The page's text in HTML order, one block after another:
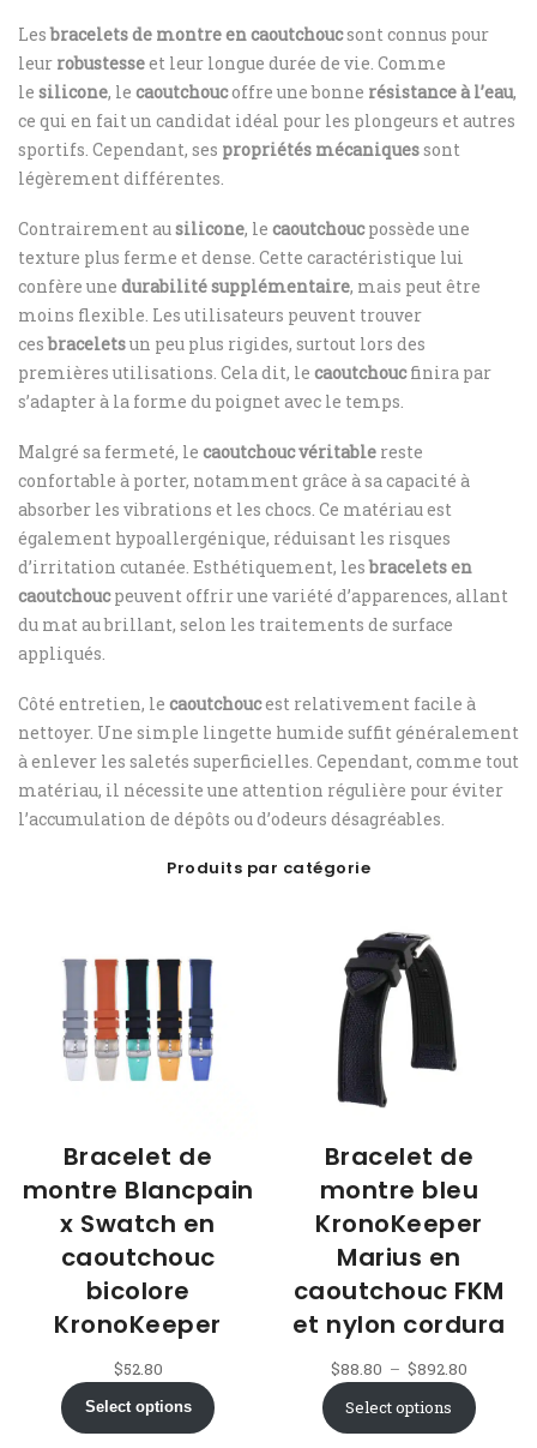
Lesbracelets de montre en caoutchoucsont connus pour
leur robustesseet leur longue durée de vie. Comme
le silicone, le caoutchoucoffre une bonne résistance à l’eau,
ce qui en fait un candidat idéal pour les plongeurs et autres
sportifs. Cependant, ses propriétés mécaniquessont
légèrement différentes.
Contrairement ausilicone, le caoutchoucpossède une
texture plus ferme et dense. Cette caractéristique lui
confère une durabilité supplémentaire, mais peut être
moins flexible. Les utilisateurs peuvent trouver
cesbraceletsun peu plus rigides, surtout lors des
premières utilisations. Cela dit, le caoutchoucfinira par
s’adapter à la forme du poignet avec le temps.
Malgré sa fermeté, le caoutchouc véritable reste
confortable à porter, notamment grâce à sa capacité à
absorber les vibrations et les chocs. Ce matériau est
également hypoallergénique, réduisant les risques
d’irritation cutanée. Esthétiquement, lesbracelets en
caoutchoucpeuvent offrir une variété d’apparences, allant
du mat au brillant, selon les traitements de surface
appliqués.
Côté entretien, le caoutchoucest relativement facile à
nettoyer. Une simple lingette humide suffit généralement
à enlever les saletés superficielles. Cependant, comme tout
matériau, il nécessite une attention régulière pour éviter
l’accumulation de dépôts ou d’odeurs désagréables.
Produits par catégorie
Bracelet de
montre Blancpain
x Swatch en
caoutchouc
bicolore
KronoKeeper
$52.80
Select options
Bracelet de
montre bleu
KronoKeeper
Marius en
caoutchouc FKM
et nylon cordura
$88.80 – $892.80Plage
de
prix :
Select options